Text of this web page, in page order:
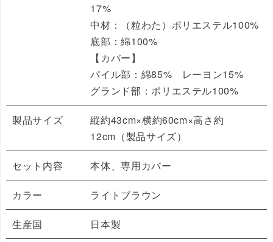
17%
中材：（粒わた）ポリエステル100%
底部：綿100%
【カバー】
パイル部：綿85% レーヨン15%
グランド部：ポリエステル100%
製品サイズ
縦約43cm×横約60cm×高さ約
12cm（製品サイズ）
セット内容 本体、専用カバー
カラー ライトブラウン
生産国 日本製